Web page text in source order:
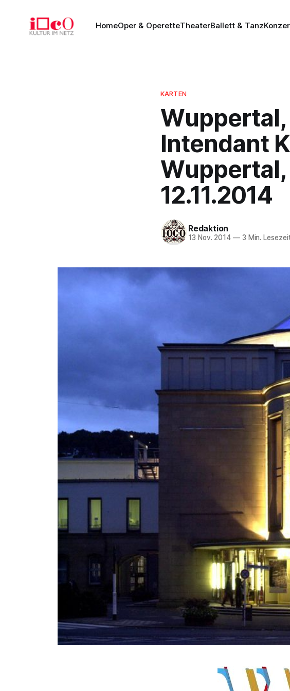
HomeOper & OperetteTheaterBallett & Tanz
KARTEN
Intendant
Wuppertal,
12.11.2014
Redaktion
13 Nov. 2014 —3 Min.